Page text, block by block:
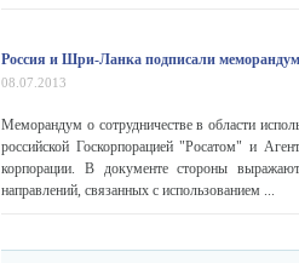
Россия и Шри-Ланка подписали меморандум
08.07.2013
Меморандум о сотрудничестве в области
российской Госкорпорацией "Росатом" и
корпорации. В документе стороны выражают
направлений, связанных с использованием ...